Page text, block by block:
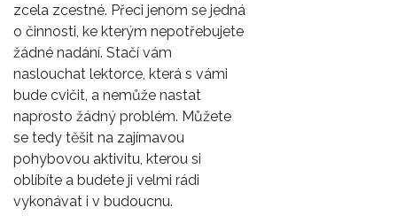
zcela zcestné. Přeci jenom se jedná
o činnosti, ke kterým nepotřebujete
žádné nadání. Stačí vám
naslouchat lektorce, která s vámi
bude cvičit, a nemůže nastat
naprosto žádný problém. Můžete
se tedy těšit na zajímavou
pohybovou aktivitu, kterou si
oblíbíte a budete ji velmi rádi
vykonávat i v budoucnu.